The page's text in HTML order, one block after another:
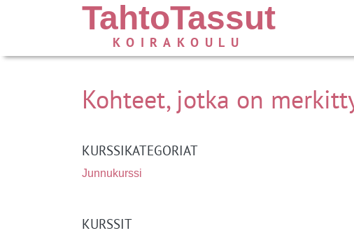
TahtoTassut
KOIRAKOULU
Kohteet, jotka on
KURSSIKATEGORIAT
Junnukurssi
KURSSIT